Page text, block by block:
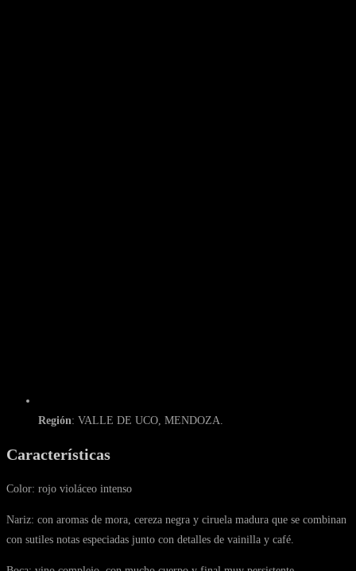
Región: VALLE DE UCO, MENDOZA.
Características
Color: rojo violáceo intenso
Nariz: con aromas de mora, cereza negra y ciruela madura que se combinan
con sutiles notas especiadas junto con detalles de vainilla y café.